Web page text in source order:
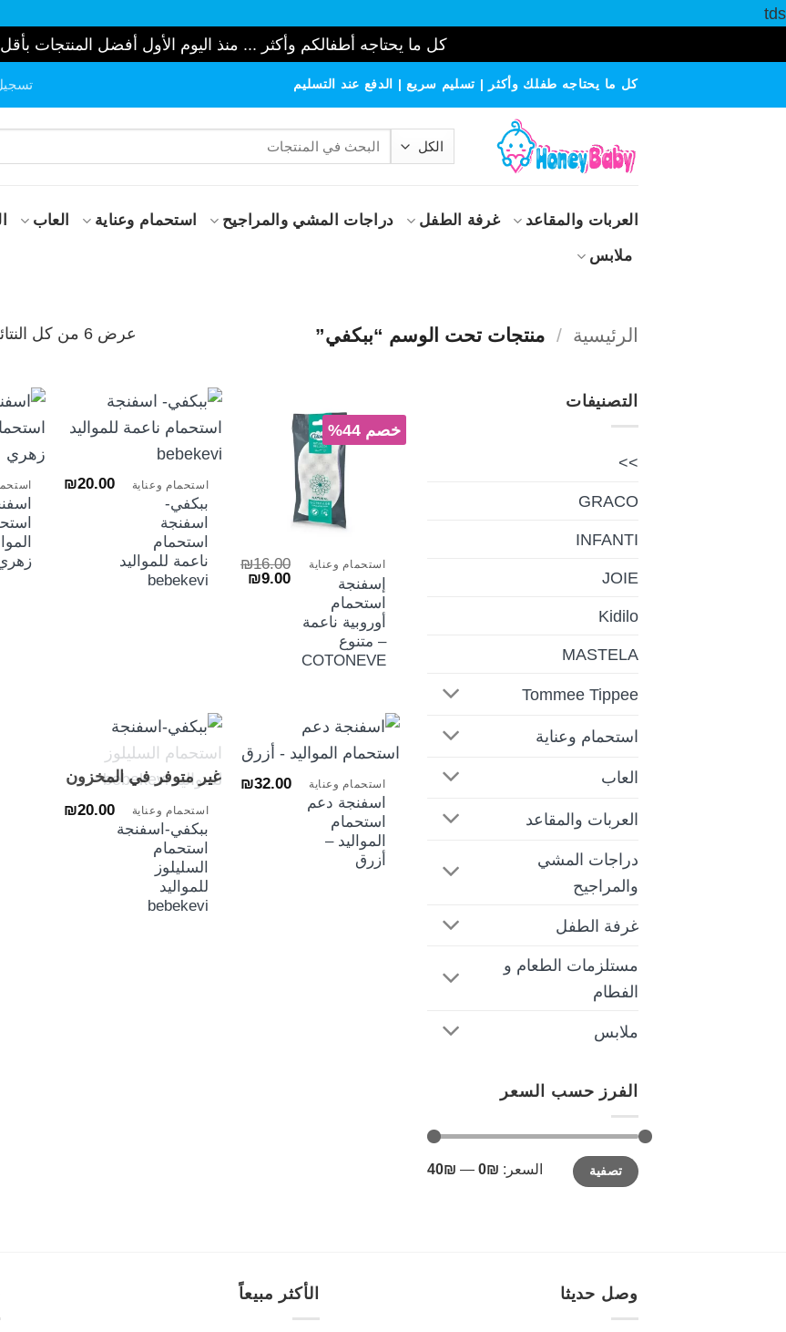
tds
كل ما يحتاجه أطفالكم وأكثر ... منذ اليوم الأول أفضل المنتجات بأقل
كل ما يحتاجه طفلك وأكثر | تسليم سريع | الدفع عند التسليم
البحث
العربات والمقاعد غرفة الطفل دراجات المشي والمراجيح استحمام وعناية العاب
ملابس
الرئيسية / منتجات تحت الوسم “ببكفي” عرض ⁦6⁩ من كل النتائج
التصنيفات
>>
GRACO
INFANTI
JOIE
Kidilo
MASTELA
Tommee Tippee
استحمام وعناية
العاب
العربات والمقاعد
دراجات المشي
والمراجيح
غرفة الطفل
مستلزمات الطعام و
الفطام
ملابس
الفرز حسب السعر
أدنى
سعر
أعلى
سعرتصفية السعر: ₪0
—
₪40
خصم 44%
+
استحمام وعناية
إسفنجة
استحمام
أوروبية ناعمة
– متنوع
COTONEVE
₪16.00
السعر₪9.00
استحمام وعناية
ببكفي-
اسفنجة
استحمام
ناعمة للمواليد
bebekevi
₪20.00
استحمام وعناية
اسفنجة دعم
استحمام
المواليد –
أزرق
₪32.00 غير متوفر في المخزون
استحمام وعناية
ببكفي-اسفنجة
استحمام
السليلوز
للمواليد
bebekevi
₪20.00
وصل حديثا الأكثر مبيعاً